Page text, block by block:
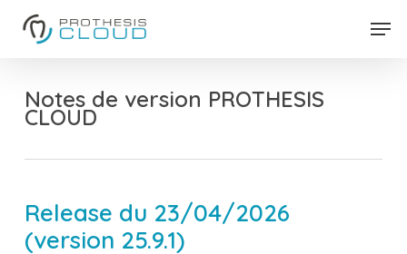
contentNotes de version PROTHESIS
CLOUD
Release du 23/04/2026
(version 25.9.1)